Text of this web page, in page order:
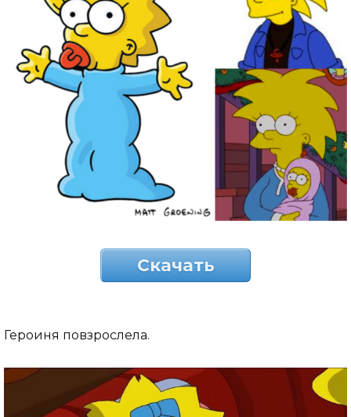
Скачать
Героиня повзрослела.